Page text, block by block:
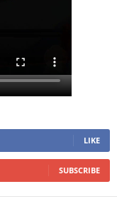
LIKE
SUBSCRIBE